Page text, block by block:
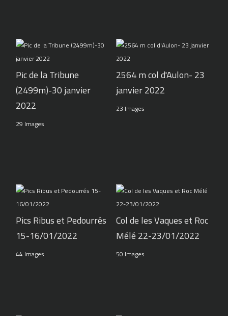
Pic de la Tribune
(2499m)-30 janvier
2022
29 Images
2564 m col d'Aulon- 23
janvier 2022
23 Images
Pics Ribus et Pedourrés
15-16/01/2022
44 Images
Col de les Vaques et Roc
Mélé 22-23/01/2022
50 Images